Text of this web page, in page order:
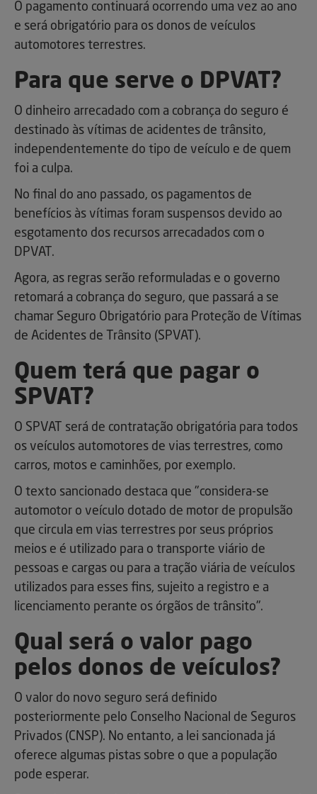
O pagamento continuará ocorrendo uma vez ao ano
e será obrigatório para os donos de veículos
automotores terrestres.
Para que serve o DPVAT?
O dinheiro arrecadado com a cobrança do seguro é
destinado às vítimas de acidentes de trânsito,
independentemente do tipo de veículo e de quem
foi a culpa.
No final do ano passado, os pagamentos de
benefícios às vítimas foram suspensos devido ao
esgotamento dos recursos arrecadados com o
DPVAT.
Agora, as regras serão reformuladas e o governo
retomará a cobrança do seguro, que passará a se
chamar Seguro Obrigatório para Proteção de Vítimas
de Acidentes de Trânsito (SPVAT).
Quem terá que pagar o
SPVAT?
O SPVAT será de contratação obrigatória para todos
os veículos automotores de vias terrestres, como
carros, motos e caminhões, por exemplo.
O texto sancionado destaca que "considera-se
automotor o veículo dotado de motor de propulsão
que circula em vias terrestres por seus próprios
meios e é utilizado para o transporte viário de
pessoas e cargas ou para a tração viária de veículos
utilizados para esses fins, sujeito a registro e a
licenciamento perante os órgãos de trânsito".
Qual será o valor pago
pelos donos de veículos?
O valor do novo seguro será definido
posteriormente pelo Conselho Nacional de Seguros
Privados (CNSP). No entanto, a lei sancionada já
oferece algumas pistas sobre o que a população
pode esperar.